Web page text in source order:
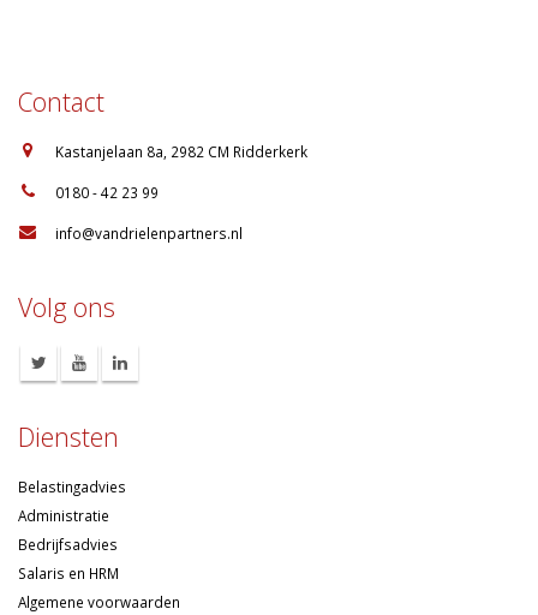
Contact
Kastanjelaan 8a, 2982 CM Ridderkerk
0180 - 42 23 99
info@vandrielenpartners.nl
Volg ons
Diensten
Belastingadvies
Administratie
Bedrijfsadvies
Salaris en HRM
Algemene voorwaarden